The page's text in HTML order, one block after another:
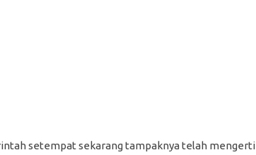
setempat sekarang tampaknya telah mengerti